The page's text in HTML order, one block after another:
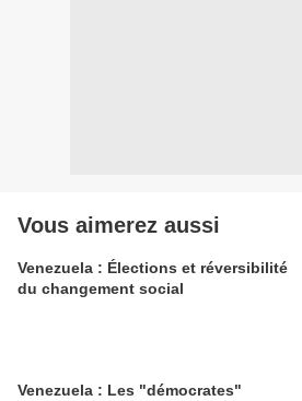
Vous aimerez aussi
Venezuela : Élections et réversibilité
du changement social
Venezuela : Les "démocrates"